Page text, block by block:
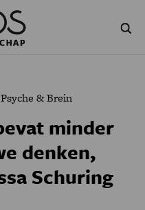
BLOGS
Psyche & Brein
minder
denken,
Schuring